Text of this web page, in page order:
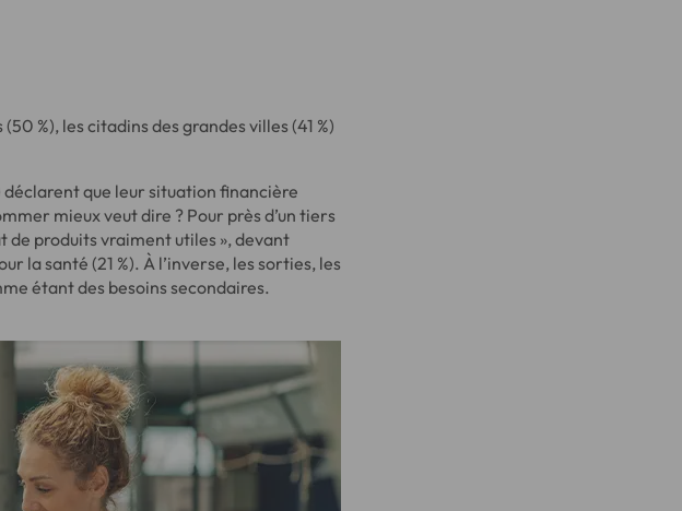
%), les citadins des grandes villes (41 %)
déclarent que leur situation financière
mieux veut dire ? Pour près d’un tiers
de produits vraiment utiles », devant
la santé (21 %). À l’inverse, les sorties, les
étant des besoins secondaires.